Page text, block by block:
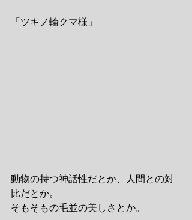
「ツキノ輪クマ様」
動物の持つ神話性だとか、人間との対
比だとか。
そもそもの毛並の美しさとか。